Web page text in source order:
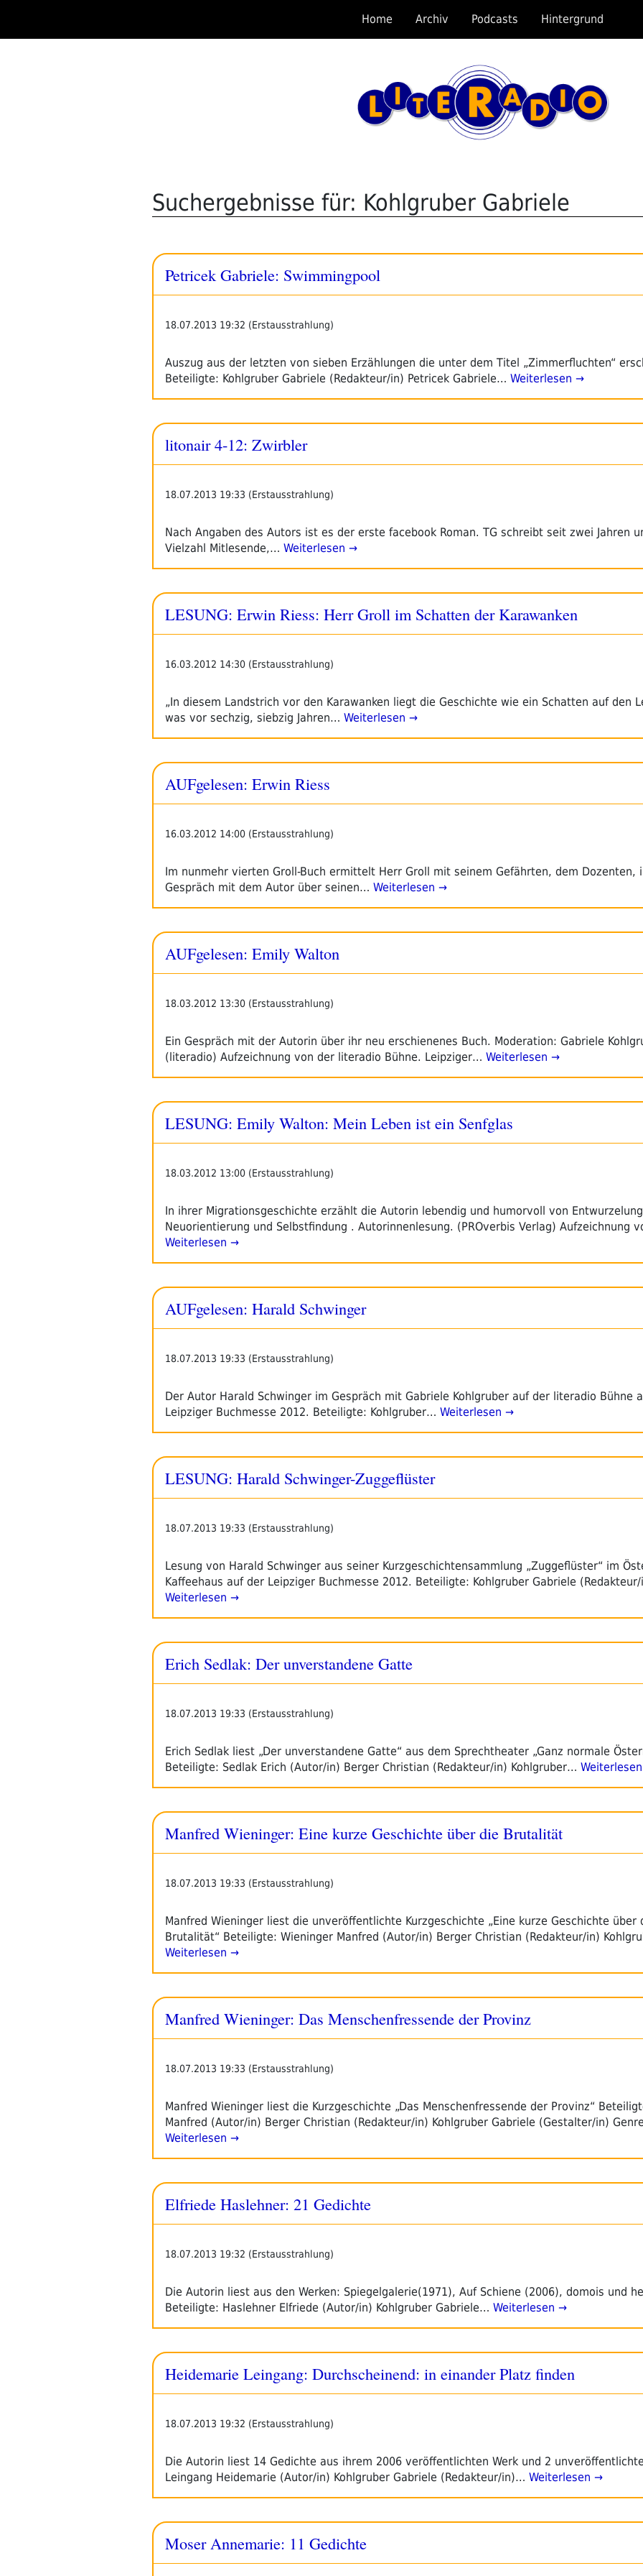
springen
Home Archiv Podcasts Hintergrund
Suchergebnisse für: Kohlgruber Gabriele
Petricek Gabriele: Swimmingpool
18.07.2013 19:32 (Erstausstrahlung)
Auszug aus der letzten von sieben Erzählungen die unter dem Titel „Zimmerfluchten“
Beteiligte: Kohlgruber Gabriele (Redakteur/in) Petricek Gabriele… Weiterlesen →
litonair 4-12: Zwirbler
18.07.2013 19:33 (Erstausstrahlung)
Nach Angaben des Autors ist es der erste facebook Roman. TG schreibt seit zwei Jahren
Vielzahl Mitlesende,… Weiterlesen →
LESUNG: Erwin Riess: Herr Groll im Schatten der Karawanken
16.03.2012 14:30 (Erstausstrahlung)
„In diesem Landstrich vor den Karawanken liegt die Geschichte wie ein Schatten auf den
was vor sechzig, siebzig Jahren… Weiterlesen →
AUFgelesen: Erwin Riess
16.03.2012 14:00 (Erstausstrahlung)
Im nunmehr vierten Groll-Buch ermittelt Herr Groll mit seinem Gefährten, dem Dozenten,
Gespräch mit dem Autor über seinen… Weiterlesen →
AUFgelesen: Emily Walton
18.03.2012 13:30 (Erstausstrahlung)
Ein Gespräch mit der Autorin über ihr neu erschienenes Buch. Moderation: Gabriele
(literadio) Aufzeichnung von der literadio Bühne. Leipziger… Weiterlesen →
LESUNG: Emily Walton: Mein Leben ist ein Senfglas
18.03.2012 13:00 (Erstausstrahlung)
In ihrer Migrationsgeschichte erzählt die Autorin lebendig und humorvoll von
Neuorientierung und Selbstfindung . Autorinnenlesung. (PROverbis Verlag) Aufzeichnung
Weiterlesen →
AUFgelesen: Harald Schwinger
18.07.2013 19:33 (Erstausstrahlung)
Der Autor Harald Schwinger im Gespräch mit Gabriele Kohlgruber auf der literadio Bühne
Leipziger Buchmesse 2012. Beteiligte: Kohlgruber… Weiterlesen →
LESUNG: Harald Schwinger-Zuggeflüster
18.07.2013 19:33 (Erstausstrahlung)
Lesung von Harald Schwinger aus seiner Kurzgeschichtensammlung „Zuggeflüster“ im
Kaffeehaus auf der Leipziger Buchmesse 2012. Beteiligte: Kohlgruber Gabriele
Weiterlesen →
Erich Sedlak: Der unverstandene Gatte
18.07.2013 19:33 (Erstausstrahlung)
Erich Sedlak liest „Der unverstandene Gatte“ aus dem Sprechtheater „Ganz normale
Beteiligte: Sedlak Erich (Autor/in) Berger Christian (Redakteur/in) Kohlgruber…
Manfred Wieninger: Eine kurze Geschichte über die Brutalität
18.07.2013 19:33 (Erstausstrahlung)
Manfred Wieninger liest die unveröffentlichte Kurzgeschichte „Eine kurze Geschichte über
Brutalität“ Beteiligte: Wieninger Manfred (Autor/in) Berger Christian (Redakteur/in)
Weiterlesen →
Manfred Wieninger: Das Menschenfressende der Provinz
18.07.2013 19:33 (Erstausstrahlung)
Manfred Wieninger liest die Kurzgeschichte „Das Menschenfressende der Provinz“
Manfred (Autor/in) Berger Christian (Redakteur/in) Kohlgruber Gabriele (Gestalter/in)
Weiterlesen →
Elfriede Haslehner: 21 Gedichte
18.07.2013 19:32 (Erstausstrahlung)
Die Autorin liest aus den Werken: Spiegelgalerie(1971), Auf Schiene (2006), domois und
Beteiligte: Haslehner Elfriede (Autor/in) Kohlgruber Gabriele… Weiterlesen →
Heidemarie Leingang: Durchscheinend: in einander Platz finden
18.07.2013 19:32 (Erstausstrahlung)
Die Autorin liest 14 Gedichte aus ihrem 2006 veröffentlichten Werk und 2
Leingang Heidemarie (Autor/in) Kohlgruber Gabriele (Redakteur/in)… Weiterlesen →
Moser Annemarie: 11 Gedichte